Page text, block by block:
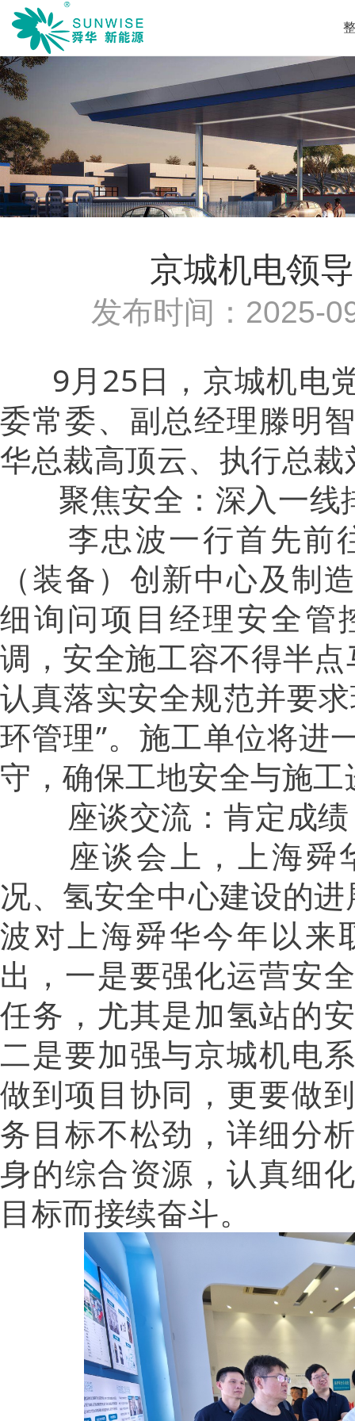
京城机电领
发布时间： 2025-
9月25日，京城机电
委常委、副总经理滕明
华总裁高顶云、执行总
聚焦安全：深入一线
李忠波一行首先前
（装备）创新中心及制
细询问项目经理安全管
调，安全施工容不得半
认真落实安全规范并要
环管理”。施工单位将进
守，确保工地安全与施
座谈交流：肯定成绩
座谈会上，上海舜
况、氢安全中心建设的
波对上海舜华今年以来
出，一是要强化运营安
任务，尤其是加氢站的
二是要加强与京城机电
做到项目协同，更要做
务目标不松劲，详细分
身的综合资源，认真细
目标而接续奋斗。